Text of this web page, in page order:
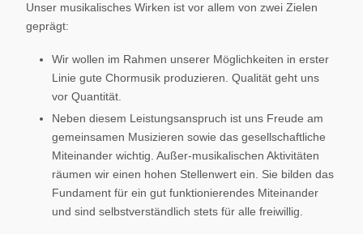
Unser musikalisches Wirken ist vor allem von zwei Zielen
geprägt:
Wir wollen im Rahmen unserer Möglichkeiten in erster
Linie gute Chormusik produzieren. Qualität geht uns
vor Quantität.
Neben diesem Leistungsanspruch ist uns Freude am
gemeinsamen Musizieren sowie das gesellschaftliche
Miteinander wichtig. Außer-musikalischen Aktivitäten
räumen wir einen hohen Stellenwert ein. Sie bilden das
Fundament für ein gut funktionierendes Miteinander
und sind selbstverständlich stets für alle freiwillig.